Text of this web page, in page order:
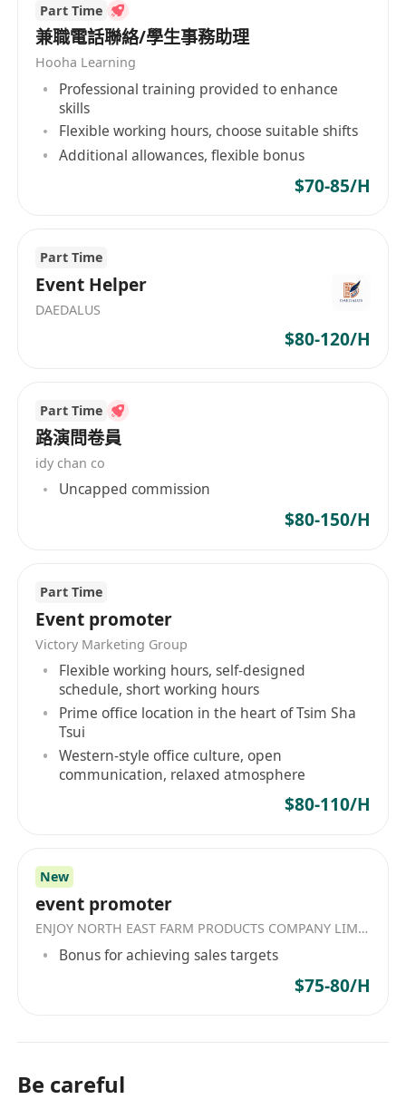
Part Time
兼職電話聯絡/學生事務助理
Hooha Learning
Professional training provided to enhance
skills
Flexible working hours, choose suitable shifts
Additional allowances, flexible bonus
$70-85/H
Part Time
Event Helper
DAEDALUS
$80-120/H
Part Time
路演問卷員
idy chan co
Uncapped commission
$80-150/H
Part Time
Event promoter
Victory Marketing Group
Flexible working hours, self-designed
schedule, short working hours
Prime office location in the heart of Tsim Sha
Tsui
Western-style office culture, open
communication, relaxed atmosphere
$80-110/H
New
event promoter
ENJOY NORTH EAST FARM PRODUCTS COMPANY LIMITED
Bonus for achieving sales targets
$75-80/H
Be careful